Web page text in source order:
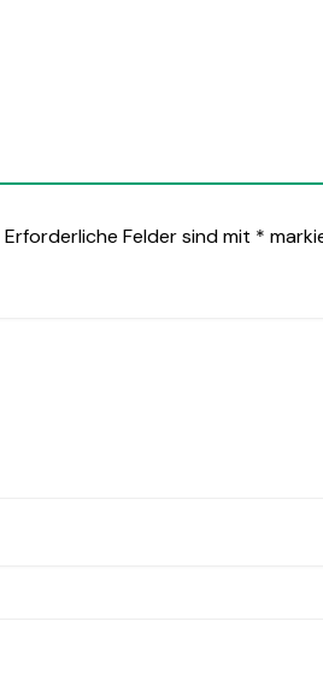
Erforderliche Felder sind mit *